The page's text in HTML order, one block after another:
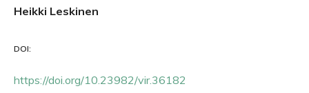
Heikki Leskinen
DOI:
https://doi.org/10.23982/vir.36182